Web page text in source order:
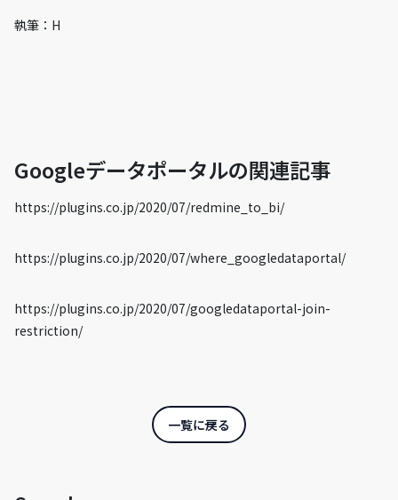
執筆：H
Googleデータポータルの関連記事
https://plugins.co.jp/2020/07/redmine_to_bi/
https://plugins.co.jp/2020/07/where_googledataportal/
https://plugins.co.jp/2020/07/googledataportal-join-
restriction/
一覧に戻る